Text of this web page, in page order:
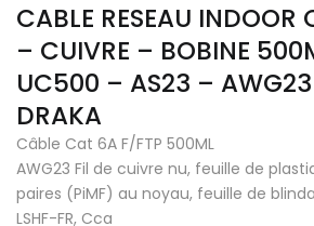
CABLE RESEAU INDOOR
– CUIVRE – BOBINE
UC500 – AS23 –
DRAKA
Câble Cat 6A F/FTP 500ML
AWG23 Fil de cuivre nu, feuille de
paires (PiMF) au noyau, feuille de
LSHF-FR, Cca